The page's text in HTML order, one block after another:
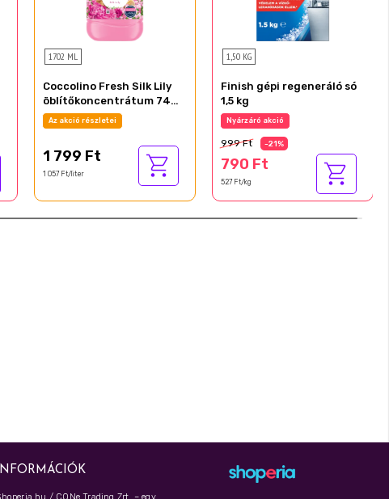
1702 ML
Coccolino Fresh Silk Lily
öblítőkoncentrátum 74
mosás 1702 ml
Az akció részletei
1 799 Ft
1 057 Ft/liter
1,50 KG
Finish gépi regeneráló só
1,5 kg
Nyárzáró akció
999 Ft -21%
790 Ft
527 Ft/kg
INFORMÁCIÓK
/ CONe Trading Zrt. – egy